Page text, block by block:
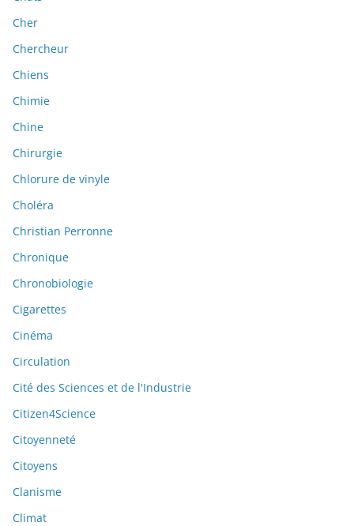
Cher
Chercheur
Chiens
Chimie
Chine
Chirurgie
Chlorure de vinyle
Choléra
Christian Perronne
Chronique
Chronobiologie
Cigarettes
Cinéma
Circulation
Cité des Sciences et de l'Industrie
Citizen4Science
Citoyenneté
Citoyens
Clanisme
Climat